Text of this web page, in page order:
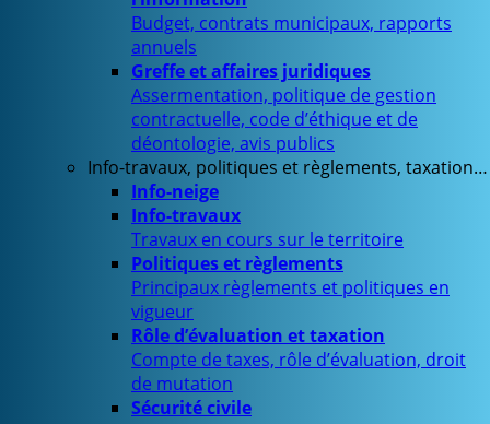
Budget, contrats municipaux, rapports
annuels
Greffe et affaires juridiques
Assermentation, politique de gestion
contractuelle, code d’éthique et de
déontologie, avis publics
Info-travaux, politiques et règlements, taxation…
Info-neige
Info-travaux
Travaux en cours sur le territoire
Politiques et règlements
Principaux règlements et politiques en
vigueur
Rôle d’évaluation et taxation
Compte de taxes, rôle d’évaluation, droit
de mutation
Sécurité civile